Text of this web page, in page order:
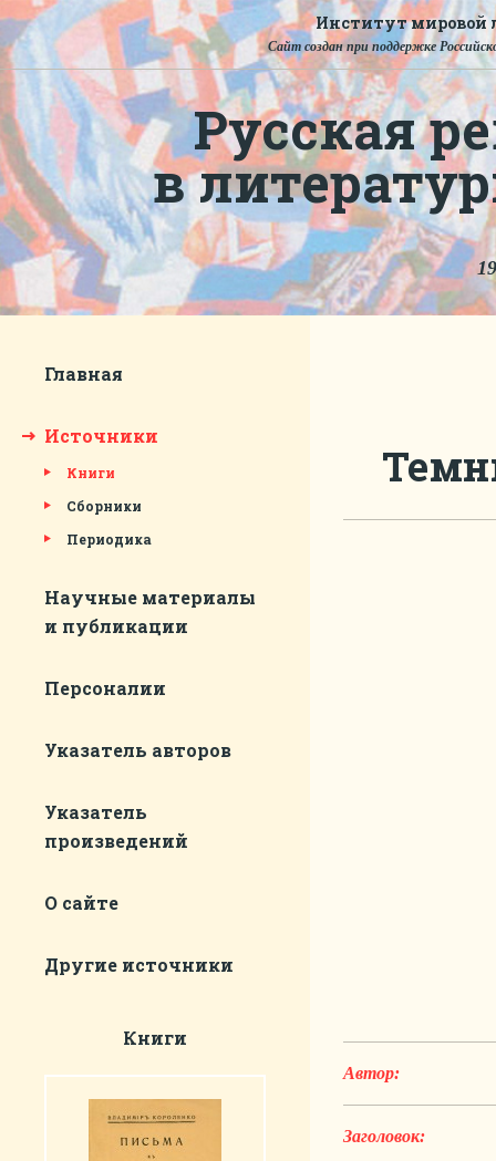
Институт мировой
Сайт создан при поддержке
Русская
в
Главная
Источники
Книги
Сборники
Периодика
Научные материалы
и публикации
Персоналии
Указатель авторов
Указатель
произведений
О сайте
Другие источники
Книги
Автор:
Заголовок: